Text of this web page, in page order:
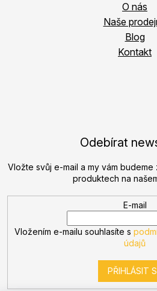
O nás
Naše
Blog
Kontakt
Odebírat
Vložte svůj e-mail a my vám
produktech na
E-mail
Vložením e-mailu souhlasíte s
údajů
PŘIHLÁSIT